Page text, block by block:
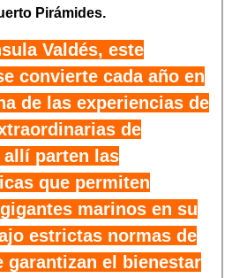
Pirámides.
Valdés, este
convierte cada año en
de las experiencias de
de
allí parten las
que permiten
marinos en su
estrictas normas de
garantizan el bienestar